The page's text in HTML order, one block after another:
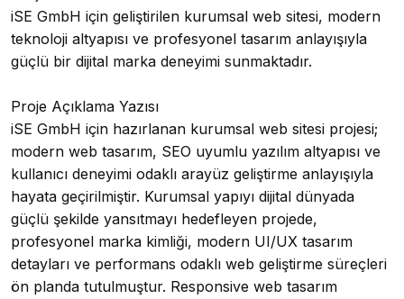
iSE GmbH için geliştirilen kurumsal web sitesi, modern
teknoloji altyapısı ve profesyonel tasarım anlayışıyla
güçlü bir dijital marka deneyimi sunmaktadır.
Proje Açıklama Yazısı
iSE GmbH için hazırlanan kurumsal web sitesi projesi;
modern web tasarım, SEO uyumlu yazılım altyapısı ve
kullanıcı deneyimi odaklı arayüz geliştirme anlayışıyla
hayata geçirilmiştir. Kurumsal yapıyı dijital dünyada
güçlü şekilde yansıtmayı hedefleyen projede,
profesyonel marka kimliği, modern UI/UX tasarım
detayları ve performans odaklı web geliştirme süreçleri
ön planda tutulmuştur. Responsive web tasarım